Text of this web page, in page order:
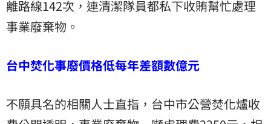
離路線142次，連清潔隊員都私下收賄幫忙處理
事業廢棄物。
台中焚化事廢價格低每年差額數億元
不願具名的相關人士直指，台中市公營焚化爐收